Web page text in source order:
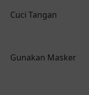
Cuci Tangan
Gunakan Masker